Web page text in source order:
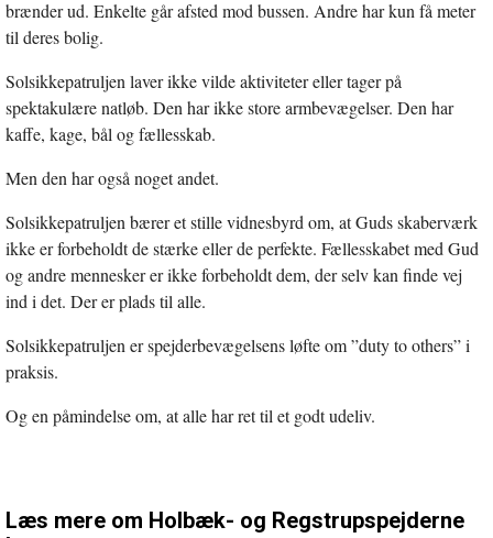
brænder ud. Enkelte går afsted mod bussen. Andre har kun få meter
til deres bolig.
Solsikkepatruljen laver ikke vilde aktiviteter eller tager på
spektakulære natløb. Den har ikke store armbevægelser. Den har
kaffe, kage, bål og fællesskab.
Men den har også noget andet.
Solsikkepatruljen bærer et stille vidnesbyrd om, at Guds skaberværk
ikke er forbeholdt de stærke eller de perfekte. Fællesskabet med Gud
og andre mennesker er ikke forbeholdt dem, der selv kan finde vej
ind i det. Der er plads til alle.
Solsikkepatruljen er spejderbevægelsens løfte om ”duty to others” i
praksis.
Og en påmindelse om, at alle har ret til et godt udeliv.
Læs mere om Holbæk- og Regstrupspejderne